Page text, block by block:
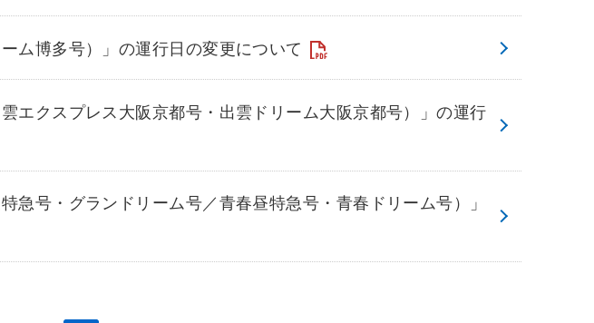
ム博多号）」の運行日の変更について
エクスプレス大阪京都号・出雲ドリーム大阪京都号）」の運行
急号・グランドリーム号／青春昼特急号・青春ドリーム号）」